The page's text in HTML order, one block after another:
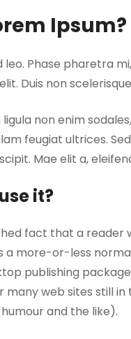
Ipsum?
leo. Phase pharetra
Duis non
non enim
feugiat ultrices.
Mae elit a,
it?
fact that a reader
a more-or-less
publishing
many web sites still
and the like).